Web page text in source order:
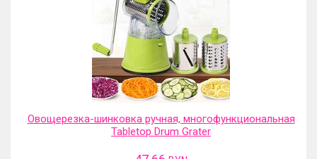
Овощерезка-шинковка ручная, многофункциональная
Tabletop Drum Grater